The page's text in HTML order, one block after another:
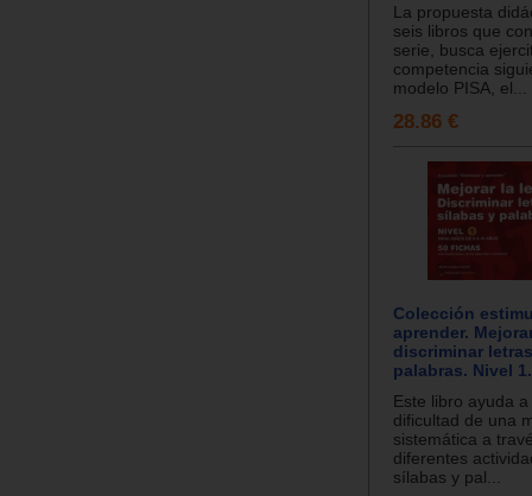
La propuesta
seis libros que
serie, busca
competencia
modelo PISA, el...
28.86 €
Colección
aprender.
discriminar
palabras. Nivel 1.
Este libro ayuda
dificultad de una
sistemática a
diferentes
sílabas y pal...